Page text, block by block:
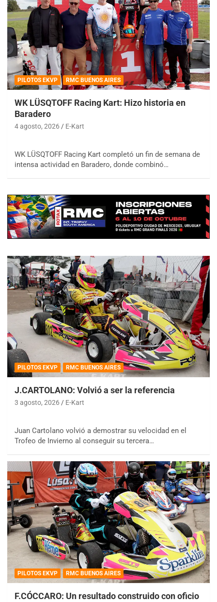
PILOTOS EKVP RMC BUENOS AIRES
WK LÜSQTOFF Racing Kart: Hizo historia en
Baradero
4 agosto, 2026 E-Kart
WK LÜSQTOFF Racing Kart completó un fin de semana de
intensa actividad en Baradero, donde combinó…
PILOTOS EKVP RMC BUENOS AIRES
J.CARTOLANO: Volvió a ser la referencia
3 agosto, 2026 E-Kart
Juan Cartolano volvió a demostrar su velocidad en el
Trofeo de Invierno al conseguir su tercera…
PILOTOS EKVP RMC BUENOS AIRES
F.CÓCCARO: Un resultado construido con oficio